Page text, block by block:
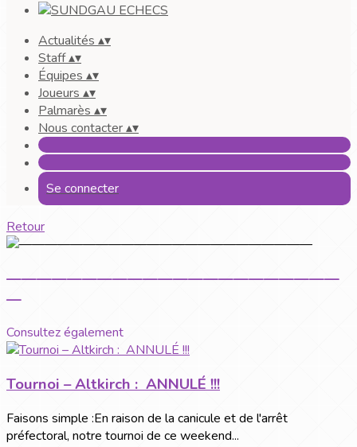
Actualités ▴▾
Staff▴▾
Équipes ▴▾
Joueurs ▴▾
Palmarès ▴▾
Nous contacter▴▾
Se connecter
Retour
——————————————————————
—
Consultez également
Tournoi – Altkirch : ANNULÉ !!!
Faisons simple :En raison de la canicule et de l'arrêt
préfectoral, notre tournoi de ce weekend...